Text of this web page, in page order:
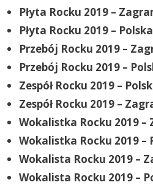
Płyta Rocku 2019 –
Płyta Rocku 2019 –
Przebój Rocku 2019 –
Przebój Rocku 2019 –
Zespół Rocku 2019 –
Zespół Rocku 2019 –
Wokalistka Rocku 2019 –
Wokalistka Rocku 2019 –
Wokalista Rocku 2019 –
Wokalista Rocku 2019 –